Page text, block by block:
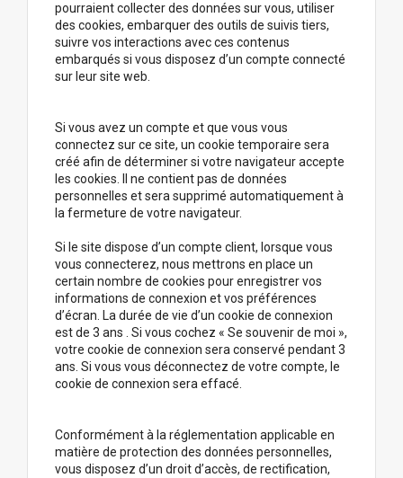
pourraient collecter des données sur vous, utiliser
des cookies, embarquer des outils de suivis tiers,
suivre vos interactions avec ces contenus
embarqués si vous disposez d’un compte connecté
sur leur site web.
Si vous avez un compte et que vous vous
connectez sur ce site, un cookie temporaire sera
créé afin de déterminer si votre navigateur accepte
les cookies. Il ne contient pas de données
personnelles et sera supprimé automatiquement à
la fermeture de votre navigateur.
Si le site dispose d’un compte client, lorsque vous
vous connecterez, nous mettrons en place un
certain nombre de cookies pour enregistrer vos
informations de connexion et vos préférences
d’écran. La durée de vie d’un cookie de connexion
est de 3 ans . Si vous cochez « Se souvenir de moi »,
votre cookie de connexion sera conservé pendant 3
ans. Si vous vous déconnectez de votre compte, le
cookie de connexion sera effacé.
Conformément à la réglementation applicable en
matière de protection des données personnelles,
vous disposez d’un droit d’accès, de rectification,